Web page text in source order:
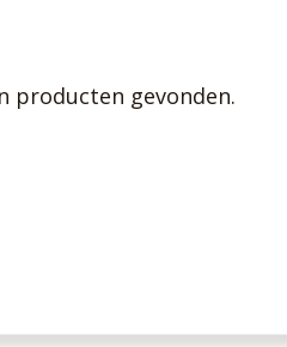
producten gevonden.